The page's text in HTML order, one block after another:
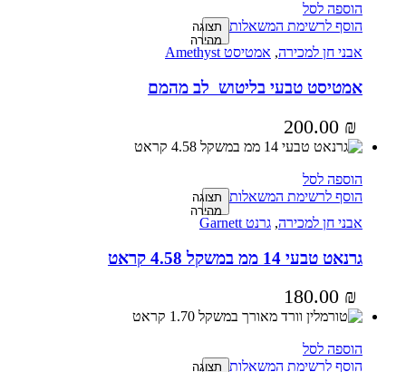
הוספה לסל
הוסף לרשימת המשאלות תצוגה
מהירה
אבני חן למכירה, אמטיסט Amethyst
אמטיסט טבעי בליטוש לב מהמם
200.00 ₪
הוספה לסל
הוסף לרשימת המשאלות תצוגה
מהירה
אבני חן למכירה, גרנט Garnett
גרנאט טבעי 14 ממ במשקל 4.58 קראט
180.00 ₪
הוספה לסל
הוסף לרשימת המשאלות תצוגה